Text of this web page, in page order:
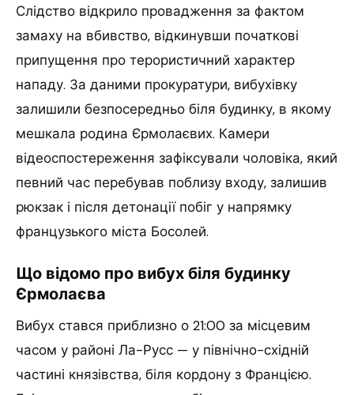
Слідство відкрило провадження за фактом
замаху на вбивство, відкинувши початкові
припущення про терористичний характер
нападу. За даними прокуратури, вибухівку
залишили безпосередньо біля будинку, в якому
мешкала родина Єрмолаєвих. Камери
відеоспостереження зафіксували чоловіка, який
певний час перебував поблизу входу, залишив
рюкзак і після детонації побіг у напрямку
французького міста Босолей.
Що відомо про вибух біля будинку
Єрмолаєва
Вибух стався приблизно о 21:00 за місцевим
часом у районі Ла-Русс — у північно-східній
частині князівства, біля кордону з Францією.